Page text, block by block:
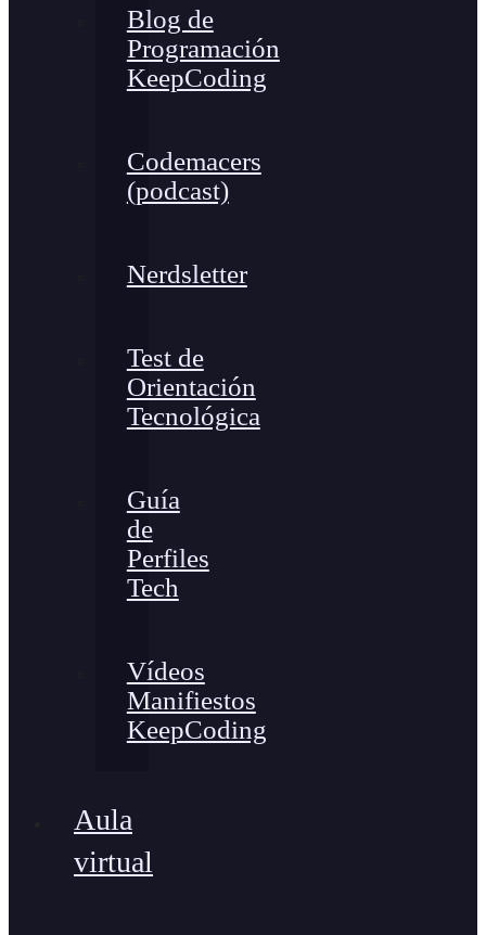
Blog de
Programación
KeepCoding
Codemacers
(podcast)
Nerdsletter
Test de
Orientación
Tecnológica
Guía
de
Perfiles
Tech
Vídeos
Manifiestos
KeepCoding
Aula
virtual